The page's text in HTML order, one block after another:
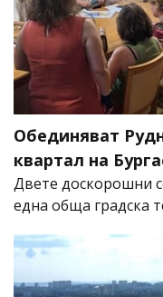
Обединяват
квартал на
Двете доскорошни
една обща градска